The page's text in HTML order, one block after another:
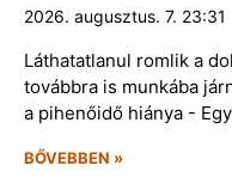
2026. augusztus. 7. 23:31
Láthatatlanul romlik a
továbbra is munkába
a pihenőidő hiánya -
BŐVEBBEN »